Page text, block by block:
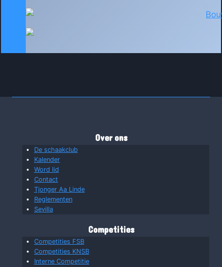
Over ons
De schaakclub
Kalender
Word lid
Contact
Tjonger Aa Linde
Reglementen
Sevilla
Competities
Competities FSB
Competities KNSB
Interne Competitie